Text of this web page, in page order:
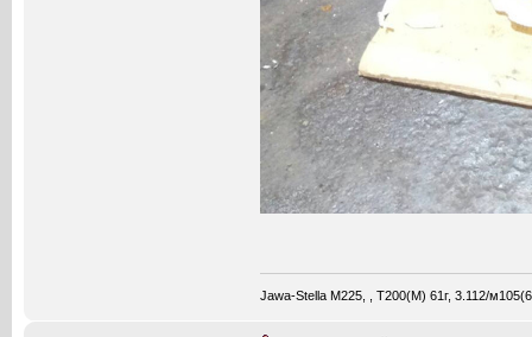
Jawa-Stella М225, , Т200(М) 61г, 3.112/